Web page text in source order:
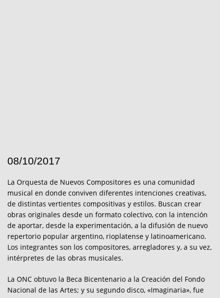
08/10/2017
La Orquesta de Nuevos Compositores es una comunidad
musical en donde conviven diferentes intenciones creativas,
de distintas vertientes compositivas y estilos. Buscan crear
obras originales desde un formato colectivo, con la intención
de aportar, desde la experimentación, a la difusión de nuevo
repertorio popular argentino, rioplatense y latinoamericano.
Los integrantes son los compositores, arregladores y, a su vez,
intérpretes de las obras musicales.
La ONC obtuvo la Beca Bicentenario a la Creación del Fondo
Nacional de las Artes; y su segundo disco, «Imaginaria», fue